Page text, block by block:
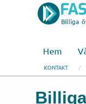
Billiga
Hem
KONTAKT